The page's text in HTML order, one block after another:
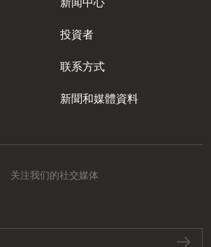
投資者
联系方式
新聞和媒體資料
关注我们的社交媒体